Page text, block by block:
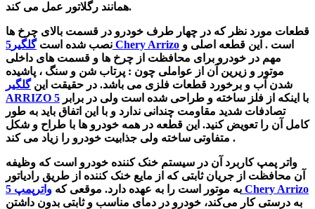
همانند رگلاتور عمل می کند.
قطعات مورد نظر که در چهار طرف خودرو در قسمت بالای چرخ ها
نصب شده است گلگیر5 Chery Arrizo
مهم در خودرو برای محافظت از چرخ ها و قسمت های داخلی
موتور و زیرین آن از عواملی چون : پرتاب شن و سنگ ، پاشیده
شدن آب و برخورد قطعات فلزی می باشد. در حقیقت اینگلگیر
ARRIZO 5
تصادفات شدید مقاومت چندانی ندارد و با این اتفاق باید به طور
کامل آن را تعویض کنید. این قطعه در همه خودرو ها با طراح و شکل
متفاوتی ساخته ولی جذابیت خودرو را زیاد می کند .
واتر پمپ کاربرد آن در سیستم خنک کننده خودرو است که وظیفه
آن محافظت از جریانثابتی که از مایع خنک کننده از طریق رادیاتور
به موتور است را به عهده دارد. موقعی که واترپمپ 5 Chery Arrizo
به درستی کار می‌کند، خودرو در دمای مناسب و ثابتی بدون داشتن